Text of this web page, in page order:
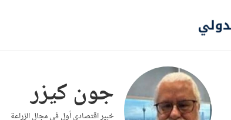
جون كيزر
خبير اقتصادي أول في مجال الزراعة